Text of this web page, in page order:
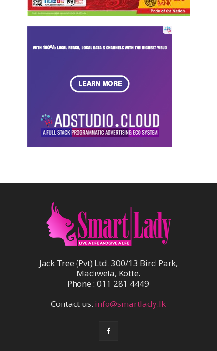
Jack Tree (Pvt) Ltd, 300/13 Bird Park,
Madiwela, Kotte.
Phone : 011 281 4449
Contact us: info@smartlady.lk